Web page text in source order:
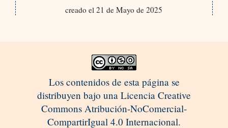
creado el 21 de Mayo de 2025
Los contenidos de esta página se
distribuyen bajo una Licencia Creative
Commons Atribución-NoComercial-
CompartirIgual 4.0 Internacional.